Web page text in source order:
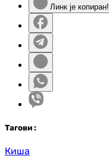
Линк је копиран!
Тагови :
Киша